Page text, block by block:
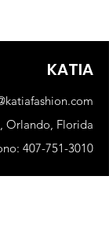
KATIA
Orlando, Florida
407-751-3010